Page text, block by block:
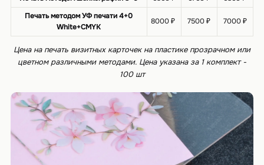
Печать методом УФ печати 4+0
White+CMYK
8000 ₽ 7500 ₽ 7000 ₽
Цена на печать визитных карточек на пластике прозрачном или
цветном различными методами. Цена указана за 1 комплект -
100 шт